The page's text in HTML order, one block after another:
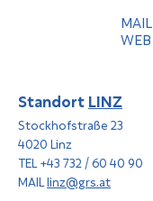
MAIL
WEB
StandortLINZ
Stockhofstraße 23
4020 Linz
TEL +43 732 / 60 40 90
MAILlinz@grs.at